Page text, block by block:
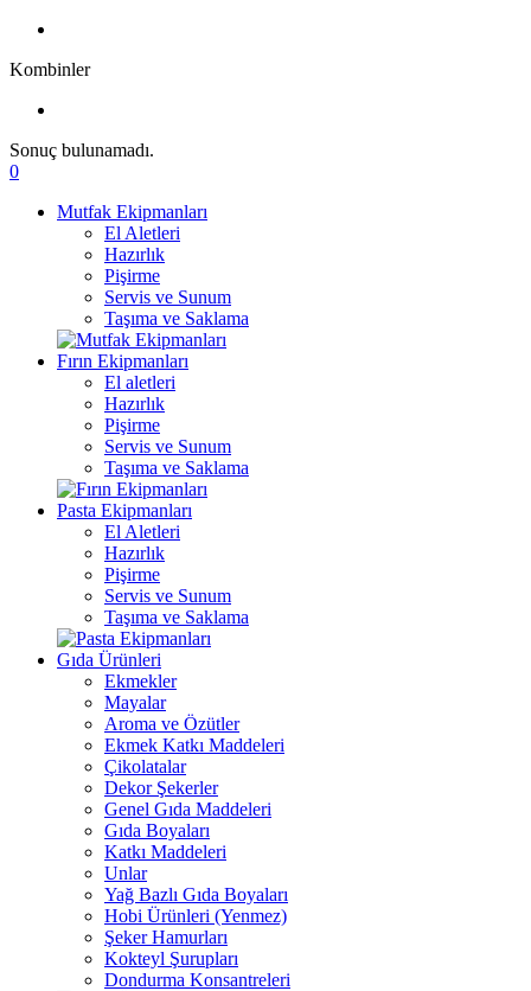
Kombinler
Sonuç bulunamadı.
0
Mutfak Ekipmanları
El Aletleri
Hazırlık
Pişirme
Servis ve Sunum
Taşıma ve Saklama
Fırın Ekipmanları
El aletleri
Hazırlık
Pişirme
Servis ve Sunum
Taşıma ve Saklama
Pasta Ekipmanları
El Aletleri
Hazırlık
Pişirme
Servis ve Sunum
Taşıma ve Saklama
Gıda Ürünleri
Ekmekler
Mayalar
Aroma ve Özütler
Ekmek Katkı Maddeleri
Çikolatalar
Dekor Şekerler
Genel Gıda Maddeleri
Gıda Boyaları
Katkı Maddeleri
Unlar
Yağ Bazlı Gıda Boyaları
Hobi Ürünleri (Yenmez)
Şeker Hamurları
Kokteyl Şurupları
Dondurma Konsantreleri